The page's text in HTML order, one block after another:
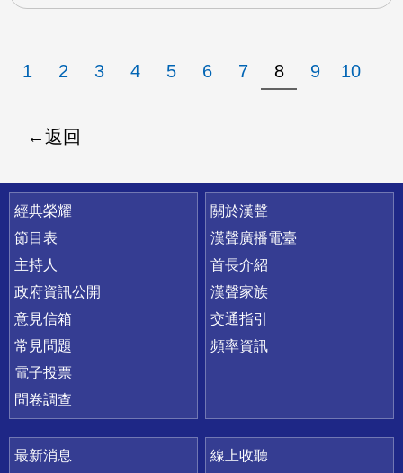
1 2 3 4 5 6 7 8 9 10
返回
快速連結
經典榮耀
節目表
主持人
政府資訊公開
意見信箱
常見問題
電子投票
問卷調查
關於漢聲
漢聲廣播電臺
首長介紹
漢聲家族
交通指引
頻率資訊
最新消息
線上收聽